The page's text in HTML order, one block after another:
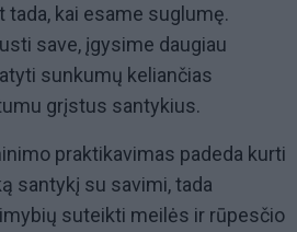
tada, kai esame suglumę.
save, įgysime daugiau
sunkumų keliančias
grįstus santykius.
praktikavimas padeda kurti
santykį su savimi, tada
suteikti meilės ir rūpesčio